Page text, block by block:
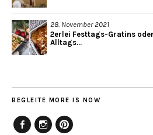
28. November 2021
2erlei Festtags-Gratins
Alltags...
BEGLEITE MORE IS NOW